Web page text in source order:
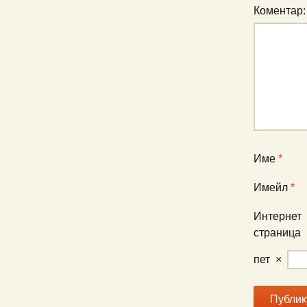
Коментар:
Име *
Имейл *
Интернет
страница
пет ×